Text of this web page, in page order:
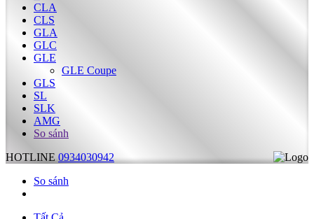
CLA
CLS
GLA
GLC
GLE
GLE Coupe
GLS
SL
SLK
AMG
So sánh
HOTLINE 0934030942
So sánh